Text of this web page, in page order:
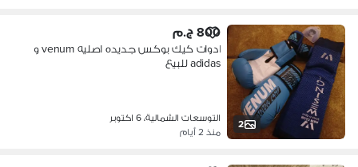
2
800 ج.م
ادوات كيك بوكس جديده اصليه venum و
adidas للبيع
التوسعات الشمالية، 6 اكتوبر
منذ 2 أيام